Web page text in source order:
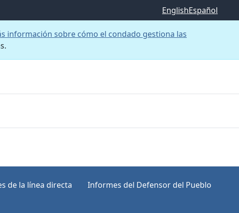
EnglishEspañol
información sobre cómo el condado gestiona las
de la línea directa Informes del Defensor del Pueblo